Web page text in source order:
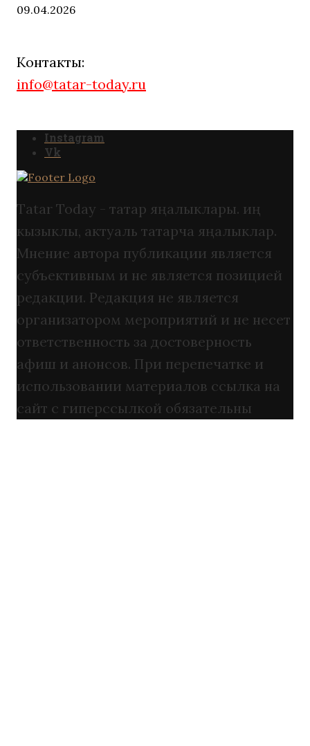
09.04.2026
Контакты:
info@tatar-today.ru
Instagram
Vk
Tatar Today - татар яңалыклары. иң
кызыклы, актуаль татарча яңалыклар.
Мнение автора публикации является
субъективным и не является позицией
редакции. Редакция не является
организатором мероприятий и не несет
ответственность за достоверность
афиш и анонсов. При перепечатке и
использовании материалов ссылка на
сайт с гиперссылкой обязательны